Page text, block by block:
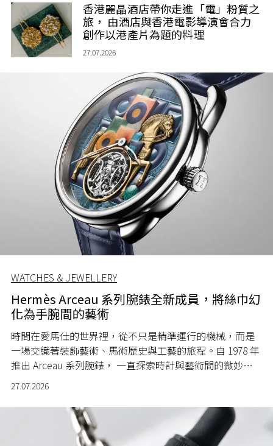
香港麗晶酒店帶你走進「電」粉質之
旅， 由酒店與香港電影導演會合力
創作以港產片為題的料理
27.07.2026
WATCHES & JEWELLERY
Hermès Arceau 系列腕錶全新成員，將絲巾幻
化為手腕間的藝術
時間在愛馬仕的世界裡，從不只是精準運行的機械，而是
一場交織著裝飾藝術、馬術歷史與工藝的旅程。自 1978 年
推出 Arceau 系列腕錶， 一直探索時計與藝術間的微妙關
27.07.2026